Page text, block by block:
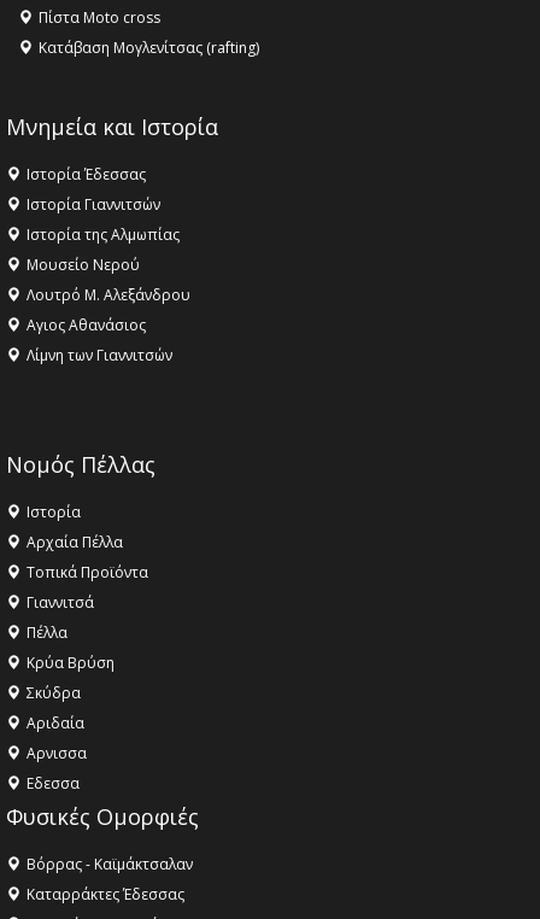
Πίστα Moto cross
Κατάβαση Μογλενίτσας (rafting)
Μνημεία και Ιστορία
Ιστορία Έδεσσας
Ιστορία Γιαννιτσών
Ιστορία της Αλμωπίας
Μουσείο Νερού
Λουτρό Μ. Αλεξάνδρου
Αγιος Αθανάσιος
Λίμνη των Γιαννιτσών
Νομός Πέλλας
Ιστορία
Αρχαία Πέλλα
Τοπικά Προϊόντα
Γιαννιτσά
Πέλλα
Κρύα Βρύση
Σκύδρα
Αριδαία
Aρνισσα
Eδεσσα
Φυσικές Ομορφιές
Βόρρας - Καϊμάκτσαλαν
Καταρράκτες Έδεσσας